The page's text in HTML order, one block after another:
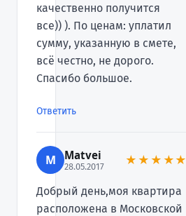
качественно получится
все)) ). По ценам: уплатил
сумму, указанную в смете,
всё честно, не дорого.
Спасибо большое.
Ответить
M Matvei
28.05.2017 ★★★★★
Добрый день,моя квартира
расположена в Московской